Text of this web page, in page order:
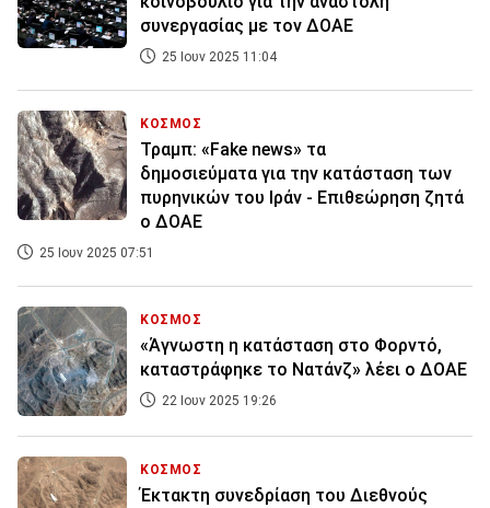
συνεργασίας με τον ΔΟΑΕ
25 Ιουν 2025 11:04
ΚΟΣΜΟΣ
Τραμπ: «Fake news» τα
δημοσιεύματα για την κατάσταση των
πυρηνικών του Ιράν - Επιθεώρηση ζητά
ο ΔΟΑΕ
25 Ιουν 2025 07:51
ΚΟΣΜΟΣ
«Άγνωστη η κατάσταση στο Φορντό,
καταστράφηκε το Νατάνζ» λέει ο ΔΟΑΕ
22 Ιουν 2025 19:26
ΚΟΣΜΟΣ
Έκτακτη συνεδρίαση του Διεθνούς